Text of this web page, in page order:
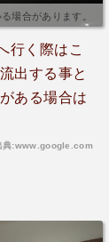
場合があります。
行く際はこ
出する事と
ある場合は
典:www.google.com